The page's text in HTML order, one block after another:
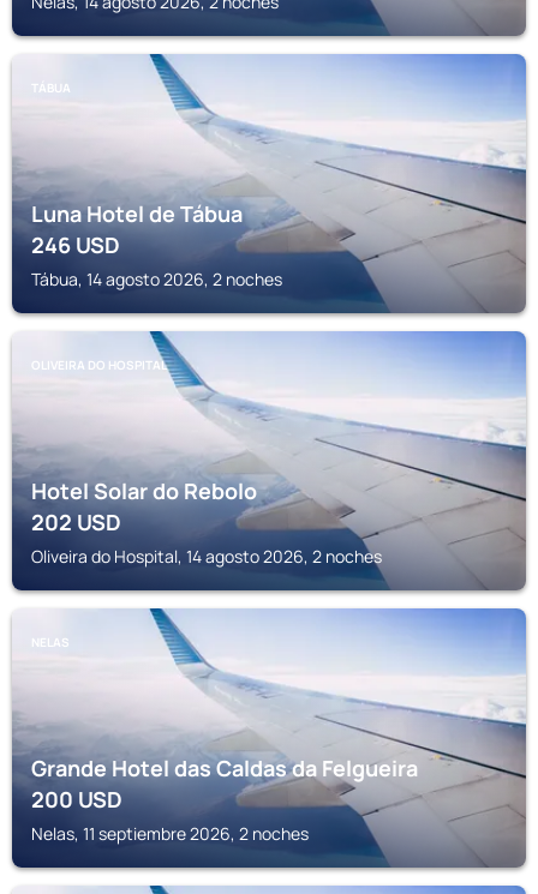
TÁBUA
Luna Hotel de Tábua
246USD
Tábua, 14 agosto 2026, 2 noches
OLIVEIRA DO HOSPITAL
Hotel Solar do Rebolo
202USD
Oliveira do Hospital, 14 agosto 2026, 2 noches
NELAS
Grande Hotel das Caldas da Felgueira
200USD
Nelas, 11 septiembre 2026, 2 noches